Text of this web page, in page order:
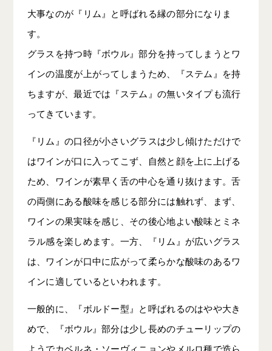
大事なのが『リム』と呼ばれる縁の部分になりま
す。
グラスを持つ時『ボウル』部分を持ってしまうとワ
インの温度が上がってしまうため、『ステム』を持
ちますが、最近では『ステム』の無いタイプも流行
ってきています。
『リム』の口径が小さいグラスは少し傾けただけで
はワインが口に入ってこず、自然と顔を上に上げる
ため、ワインが素早く舌の中心を通り抜けます。舌
の両側にある酸味を感じる部分には触れず、まず、
ワインの果実味を感じ、その後心地よい酸味とミネ
ラル感を楽しめます。一方、『リム』が広いグラス
は、ワインが口中に広がって柔らかな酸味のあるワ
インに適しているといわれます。
一般的に、『ボルドー型』と呼ばれるのはやや大き
めで、『ボウル』部分は少し長めのチューリップの
ようでカベルネ・ソーヴィニョンやメルロ種で造ら